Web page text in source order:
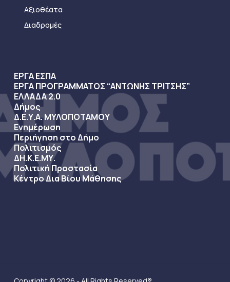
Αξιοθέατα
Διαδρομές
ΕΡΓΑ ΕΣΠΑ
ΕΡΓΑ ΠΡΟΓΡΑΜΜΑΤΟΣ “ΑΝΤΩΝΗΣ ΤΡΙΤΣΗΣ”
ΕΛΛΑΔΑ 2.0
Δήμος
Δ.Ε.Υ.Α. ΜΥΛΟΠΟΤΑΜΟΥ
Ενημέρωση
Περιήγηση στο Δήμο
Πολιτισμός
ΔΗ.Κ.Ε.ΜΥ.
Πολιτική Προστασία
Κέντρο Δια Βίου Μάθησης